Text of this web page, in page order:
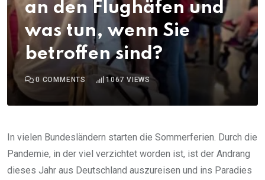
an den Flughäfen und
was tun, wenn Sie
betroffen sind?
0 COMMENTS 1067 VIEWS
In vielen Bundesländern starten die Sommerferien. Durch die
Pandemie, in der viel verzichtet worden ist, ist der Andrang
dieses Jahr aus Deutschland auszureisen und ins Paradies